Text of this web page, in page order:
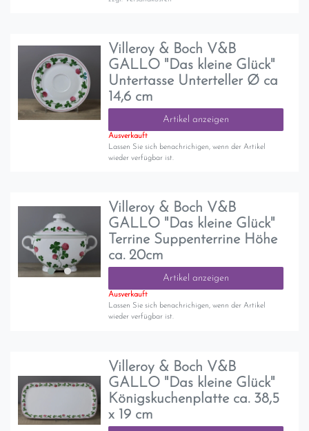
Villeroy & Boch V&B
GALLO "Das kleine Glück"
Untertasse Unterteller Ø ca
14,6 cm
Artikel anzeigen
Ausverkauft
Lassen Sie sich benachrichigen, wenn der Artikel
wieder verfügbar ist.
Villeroy & Boch V&B
GALLO "Das kleine Glück"
Terrine Suppenterrine Höhe
ca. 20cm
Artikel anzeigen
Ausverkauft
Lassen Sie sich benachrichigen, wenn der Artikel
wieder verfügbar ist.
Villeroy & Boch V&B
GALLO "Das kleine Glück"
Königskuchenplatte ca. 38,5
x 19 cm